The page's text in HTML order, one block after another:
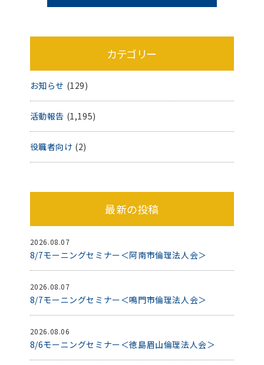
カテゴリー
お知らせ (129)
活動報告 (1,195)
役職者向け (2)
最新の投稿
2026.08.07
8/7モーニングセミナー＜阿南市倫理法人会＞
2026.08.07
8/7モーニングセミナー＜鳴門市倫理法人会＞
2026.08.06
8/6モーニングセミナー＜徳島眉山倫理法人会＞